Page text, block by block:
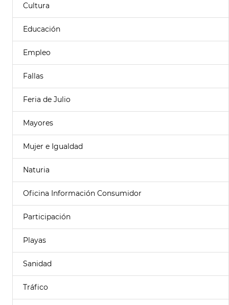
Cultura
Educación
Empleo
Fallas
Feria de Julio
Mayores
Mujer e Igualdad
Naturia
Oficina Información Consumidor
Participación
Playas
Sanidad
Tráfico